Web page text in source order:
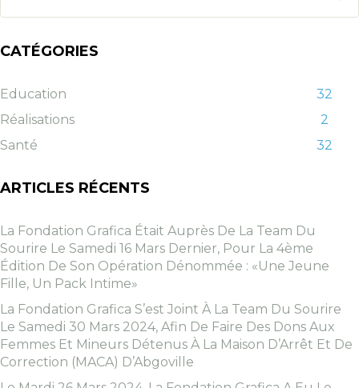
CATÉGORIES
Education
32
Réalisations
2
Santé
32
ARTICLES RÉCENTS
La Fondation Grafica Était Auprès De La Team Du
Sourire Le Samedi 16 Mars Dernier, Pour La 4ème
Édition De Son Opération Dénommée : «une Jeune
Fille, Un Pack Intime»
La Fondation Grafica S’est Joint À La Team Du Sourire
Le Samedi 30 Mars 2024, Afin De Faire Des Dons Aux
Femmes Et Mineurs Détenus À La Maison D’Arrêt Et De
Correction (MACA) D’Abgoville